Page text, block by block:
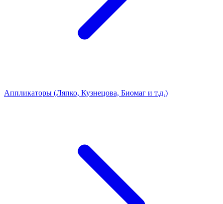
Аппликаторы (Ляпко, Кузнецова, Биомаг и т.д.)